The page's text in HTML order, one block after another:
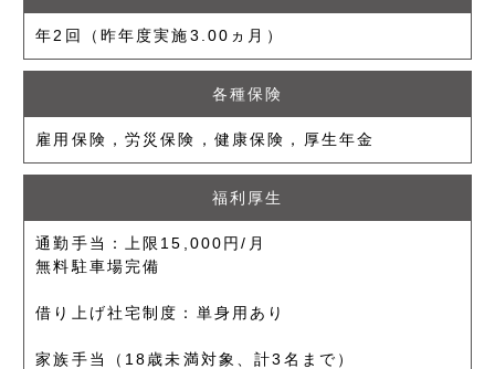
年2回（昨年度実施3.00ヵ月）
各種保険
雇用保険，労災保険，健康保険，厚生年金
福利厚生
通勤手当：上限15,000円/月
無料駐車場完備
借り上げ社宅制度：単身用あり
家族手当（18歳未満対象、計3名まで）